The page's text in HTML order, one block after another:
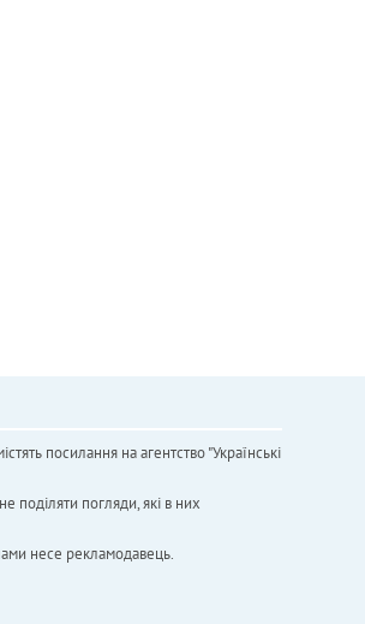
посилання на агентство "Українськi
поділяти погляди, які в них
несе рекламодавець.